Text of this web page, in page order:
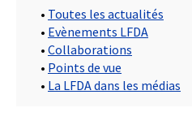
• Toutes les actualités
• Evènements LFDA
• Collaborations
• Points de vue
• La LFDA dans les médias